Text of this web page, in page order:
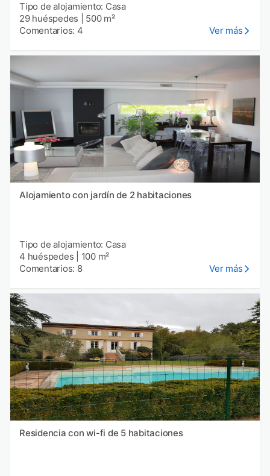
Tipo de alojamiento: Casa
29 huéspedes
500 m²
Comentarios: 4
Ver más
Alojamiento con jardín de 2 habitaciones
Tipo de alojamiento: Casa
4 huéspedes
100 m²
Comentarios: 8
Ver más
Residencia con wi-fi de 5 habitaciones